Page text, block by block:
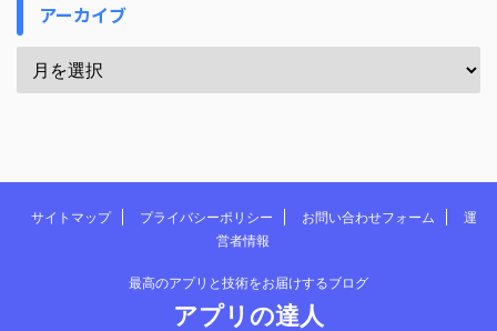
アーカイブ
サイトマップ プライバシーポリシー お問い合わせフォーム
運
営者情報
最高のアプリと技術をお届けするブログ
アプリの達人